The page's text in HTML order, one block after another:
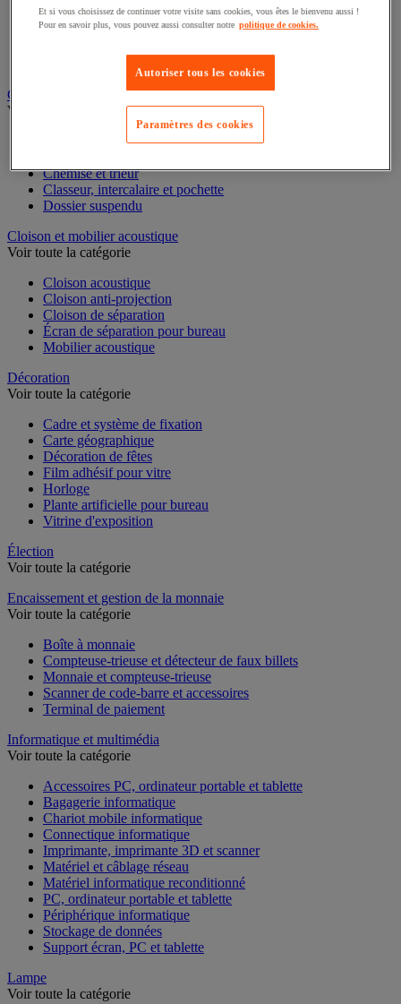
Climatiseur
Rafraîchisseur d'air
Classement et archivage
Voir toute la catégorie
Accessoires de classement pour le bureau
Chemise et trieur
Classeur, intercalaire et pochette
Dossier suspendu
Cloison et mobilier acoustique
Voir toute la catégorie
Cloison acoustique
Cloison anti-projection
Cloison de séparation
Écran de séparation pour bureau
Mobilier acoustique
Décoration
Voir toute la catégorie
Cadre et système de fixation
Carte géographique
Décoration de fêtes
Film adhésif pour vitre
Horloge
Plante artificielle pour bureau
Vitrine d'exposition
Élection
Voir toute la catégorie
Encaissement et gestion de la monnaie
Voir toute la catégorie
Boîte à monnaie
Compteuse-trieuse et détecteur de faux billets
Monnaie et compteuse-trieuse
Scanner de code-barre et accessoires
Terminal de paiement
Informatique et multimédia
Voir toute la catégorie
Accessoires PC, ordinateur portable et tablette
Bagagerie informatique
Chariot mobile informatique
Connectique informatique
Imprimante, imprimante 3D et scanner
Matériel et câblage réseau
Matériel informatique reconditionné
PC, ordinateur portable et tablette
Périphérique informatique
Stockage de données
Support écran, PC et tablette
Lampe
Voir toute la catégorie
Et si vous choisissez de continuer votre visite sans cookies, vous êtes le bienvenu aussi !
Pour en savoir plus, vous pouvez aussi consulter notre politique de cookies.
Autoriser tous les cookies
Paramètres des cookies